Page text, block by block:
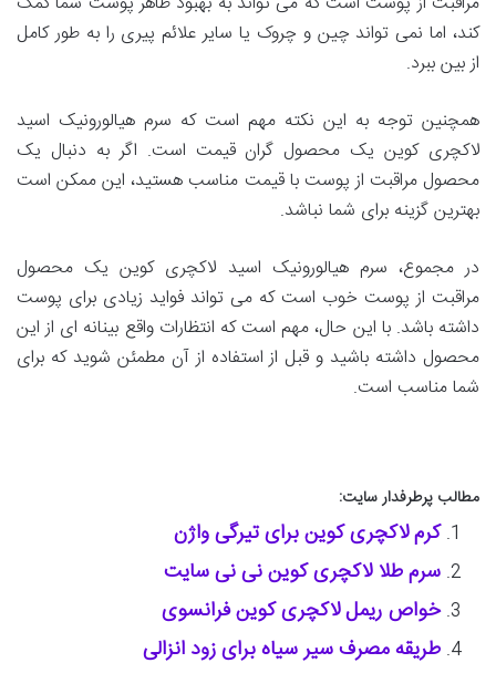
کند، اما نمی تواند چین و چروک یا سایر علائم پیری را به طور کامل
از بین ببرد.
همچنین توجه به این نکته مهم است که سرم هیالورونیک اسید
لاکچری کوین یک محصول گران قیمت است. اگر به دنبال یک
محصول مراقبت از پوست با قیمت مناسب هستید، این ممکن است
بهترین گزینه برای شما نباشد.
در مجموع، سرم هیالورونیک اسید لاکچری کوین یک محصول
مراقبت از پوست خوب است که می تواند فواید زیادی برای پوست
داشته باشد. با این حال، مهم است که انتظارات واقع بینانه ای از این
محصول داشته باشید و قبل از استفاده از آن مطمئن شوید که برای
شما مناسب است.
مطالب پرطرفدار سایت:
کرم لاکچری کوین برای تیرگی واژن
سرم طلا لاکچری کوین نی نی سایت
خواص ریمل لاکچری کوین فرانسوی
طریقه مصرف سیر سیاه برای زود انزالی